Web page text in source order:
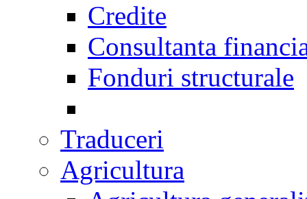
Credite
Consultanta
Fonduri structurale
Traduceri
Agricultura